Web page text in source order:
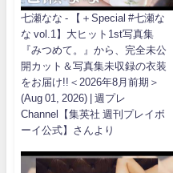
七瀬なな - 【＋Special #七瀬な
な vol.1】大ヒット1st写真集
『みつめて。』から、完全未公
開カット＆写真集未収録の衣装
をお届け!!＜2026年8月前期＞
(Aug 01, 2026) | 週プレ
Channel【集英社 週刊プレイボ
ーイ公式】さんより